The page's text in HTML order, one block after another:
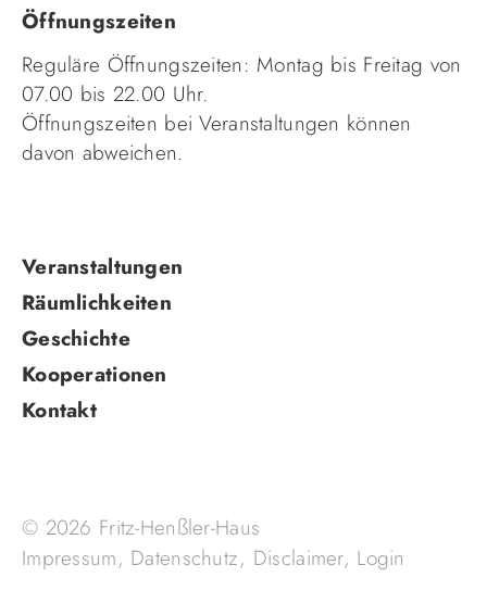
Öffnungszeiten
Reguläre Öffnungszeiten: Montag bis Freitag von
07.00 bis 22.00 Uhr.
Öffnungszeiten bei Veranstaltungen können
davon abweichen.
Navigation
überspringen
Veranstaltungen
Räumlichkeiten
Geschichte
Kooperationen
Kontakt
© 2026 Fritz-Henßler-Haus
Impressum, Datenschutz, Disclaimer, Login